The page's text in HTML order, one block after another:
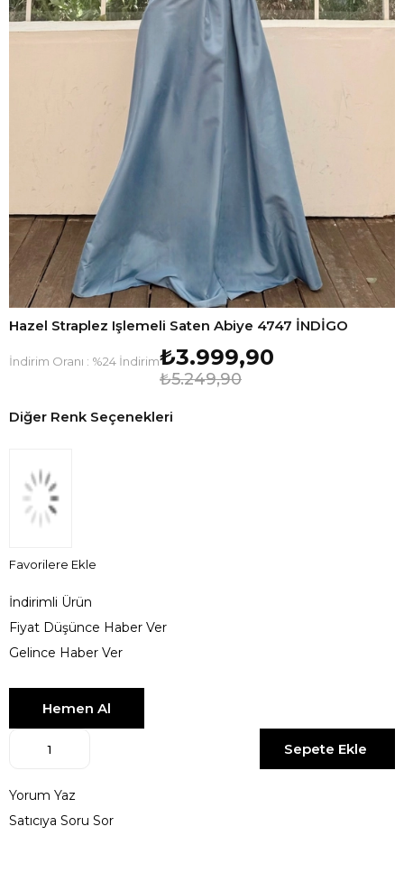
Hazel Straplez Işlemeli Saten Abiye 4747 İNDİGO
İndirim Oranı : %24 İndirim
₺5.249,90
₺3.999,90
Diğer Renk Seçenekleri
Favorilere Ekle
İndirimli Ürün
Fiyat Düşünce Haber Ver
Gelince Haber Ver
Yorum Yaz
Satıcıya Soru Sor